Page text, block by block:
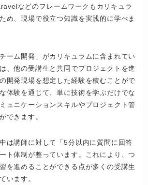
などのフレームワークもカリキュラ
め、現場で役立つ知識を実践的に学べま
ーム開発」がカリキュラムに含まれてい
、他の受講生と共同でプロジェクトを進
開発現場を想定した経験を積むことがで
体験を通じて、単に技術を学ぶだけでな
ュニケーションスキルやプロジェクト管
できます。
は講師に対して「5分以内に質問に回答
ト体制が整っています。これにより、つ
を進めることができる点が多くの受講生
います。